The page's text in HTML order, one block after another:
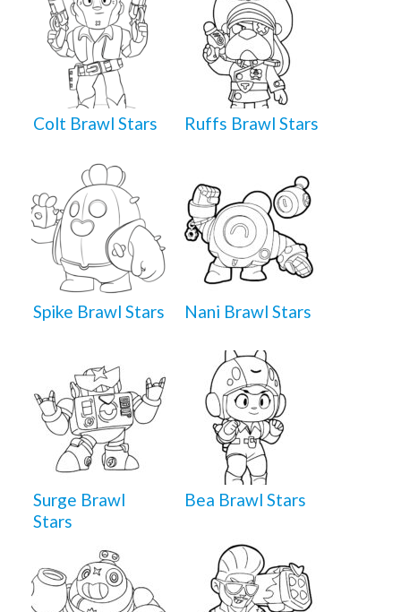
Colt Brawl Stars Ruffs Brawl Stars
Spike Brawl Stars Nani Brawl Stars
Surge Brawl
Stars
Bea Brawl Stars